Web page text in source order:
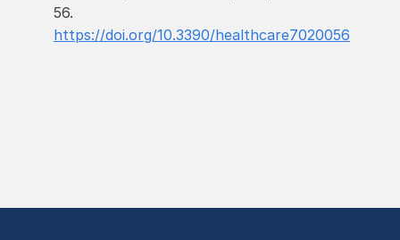
56.
https://doi.org/10.3390/healthcare7020056